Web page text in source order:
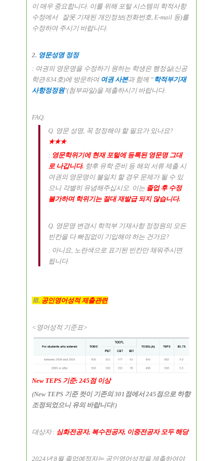
이 매우 중요합니다. 이를 위해 포털 시스템의 학적사항
수정에서 잘못 기재된 개인정보(전화번호, E-mail 등)를
수정하여 주시기 바랍니다.
2. 영문성명 정정
: 여권의 영문명을 수정하기 원하는 학생은 행정실(신공
학관834호)에 방문하여여권 사본과 함께 “학적부기재
사항정정원"(첨부파일)을 제출하시기 바랍니다.
FAQ.
Q. 영문 성명, 꼭 정정해야 할 필요가 있나요?
★★★
: 영문학위기에 현재 포털에 등록된 영문명 그대
로 나갑니다. 향후 유학 준비 등 해외 서류 제출 시
여권의 영문명이 불일치 할 경우 문제가 될 수 있
으니 각별히 유념해주십시오. 이는 졸업 후 수정
불가하며 학위기는 절대 재발급 되지 않습니다.
Q. 영문명 변경시 학적부 기재사항 정정원의 모든
빈칸을 다 빠짐없이 기입해야 하는 건가요?
: 아니요, 노란색으로 표기된 빈칸만 채워주시면
됩니다.
Ⅲ. 공인영어성적 제출관련
< 영어성적 기준표>
New TEPS 기준: 245점 이상
(New TEPS 기준 컷이 기존의 301점에서 245점으로 하향
조정되었으니 유의 바랍니다!)
대상자 : 심화전공자, 복수전공자, 이중전공자 모두 해당
2024 년 8월 졸업예정자는 공인영어성적을 제출하여야